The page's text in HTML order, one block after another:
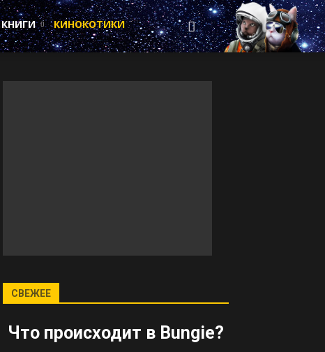
КНИГИ КИНОКОТИКИ
СВЕЖЕЕ
Что происходит в Bungie?